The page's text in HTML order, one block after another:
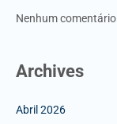
Nenhum
Archives
Abril 2026